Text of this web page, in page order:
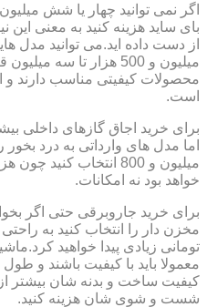
اگر نمی توانید چهار یا شش
بای ساید هزینه کنید به معنی این
از دست داده اید.می توانید مدل
میلیون و 500 هزار تا
محصولات کیفیتی مناسب دارند و
است.
میلیون و 800 انتخاب
خواهد بود نه امکانات.
برای خرید جاروبرقی حتی اگر
تومانی زیادی پیدا خواهید
معمولا باید با کیفیت باشند و
کیفیت ساخت و بدنه شان بیشتر از
شست و شوی شان هزینه کنید.